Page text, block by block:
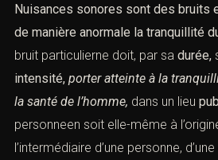
Nuisances sonores sont des bruits
de manière anormale la tranquillité
bruit particulierne doit, par sa durée,
intensité, porter atteinte à la
la santé de l’homme, dans un lieu
personneen soit elle-même à
l’intermédiaire d’une personne,